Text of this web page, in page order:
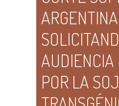
ARGENTINA
POR LA